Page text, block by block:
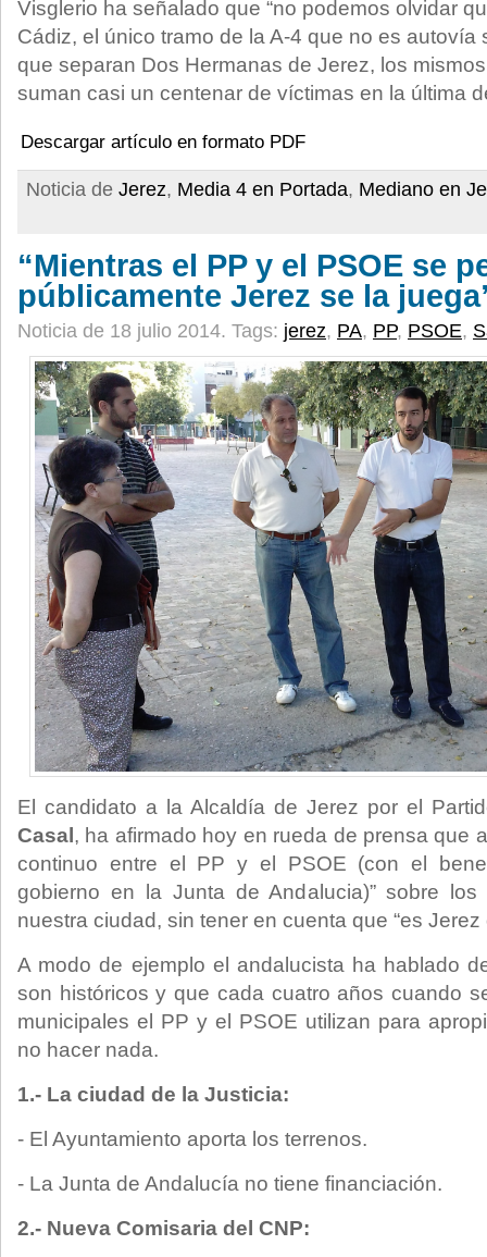
Visglerio ha señalado que “no podemos olvidar
Cádiz, el único tramo de la A-4 que no es autovía
que separan Dos Hermanas de Jerez, los
suman casi un centenar de víctimas en la última
Descargar artículo en formato PDF
Noticia de Jerez, Media 4 en Portada, Mediano en
“Mientras el PP y el PSOE se
públicamente Jerez se la
Noticia de 18 julio 2014. Tags: jerez, PA, PP, PSOE,
El candidato a la Alcaldía de Jerez por el
Casal , ha afirmado hoy en rueda de prensa que
continuo entre el PP y el PSOE (con el
gobierno en la Junta de Andalucia)” sobre los
nuestra ciudad, sin tener en cuenta que “es Jerez
A modo de ejemplo el andalucista ha hablado
son históricos y que cada cuatro años cuando
municipales el PP y el PSOE utilizan para
no hacer nada.
1.- La ciudad de la Justicia:
- El Ayuntamiento aporta los terrenos.
- La Junta de Andalucía no tiene financiación.
2.- Nueva Comisaria del CNP: